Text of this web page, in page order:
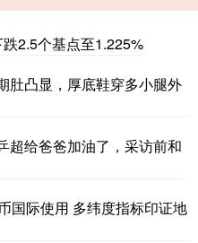
2.5个基点至1.225%
肚凸显，厚底鞋穿多小腿外
超给爸爸加油了，采访前和
国际使用 多纬度指标印证地